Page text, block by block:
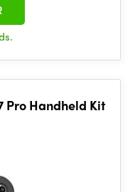
Pro Handheld Kit